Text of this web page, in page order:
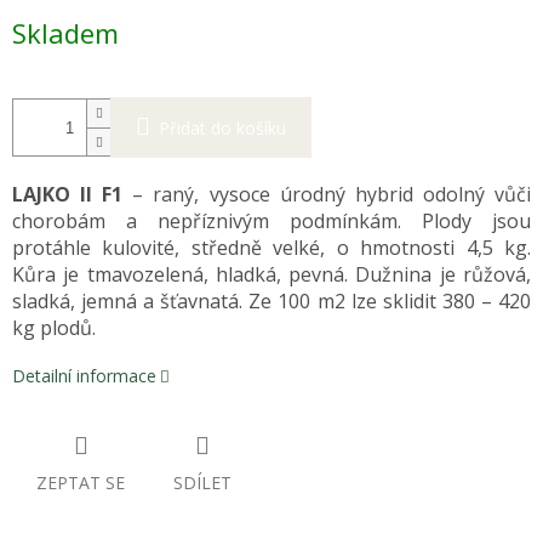
cena:
Skladem
Přidat do košíku
LAJKO II F1 – raný, vysoce úrodný hybrid odolný vůči
chorobám a nepříznivým podmínkám. Plody jsou
protáhle kulovité, středně velké, o hmotnosti 4,5 kg.
Kůra je tmavozelená, hladká, pevná. Dužnina je růžová,
sladká, jemná a šťavnatá. Ze 100 m2 lze sklidit 380 – 420
kg plodů.
Detailní informace
ZEPTAT SE SDÍLET